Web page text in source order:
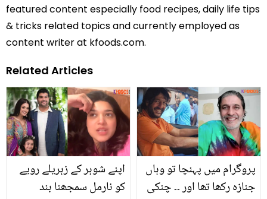
featured content especially food recipes, daily life tips
& tricks related topics and currently employed as
content writer at kfoods.com.
Related Articles
اپنے شوہر کے زہریلے رویے
کو نارمل سمجھنا بند
پروگرام میں پہنچا تو وہاں
جنازہ رکھا تھا اور ۔۔ چنکی